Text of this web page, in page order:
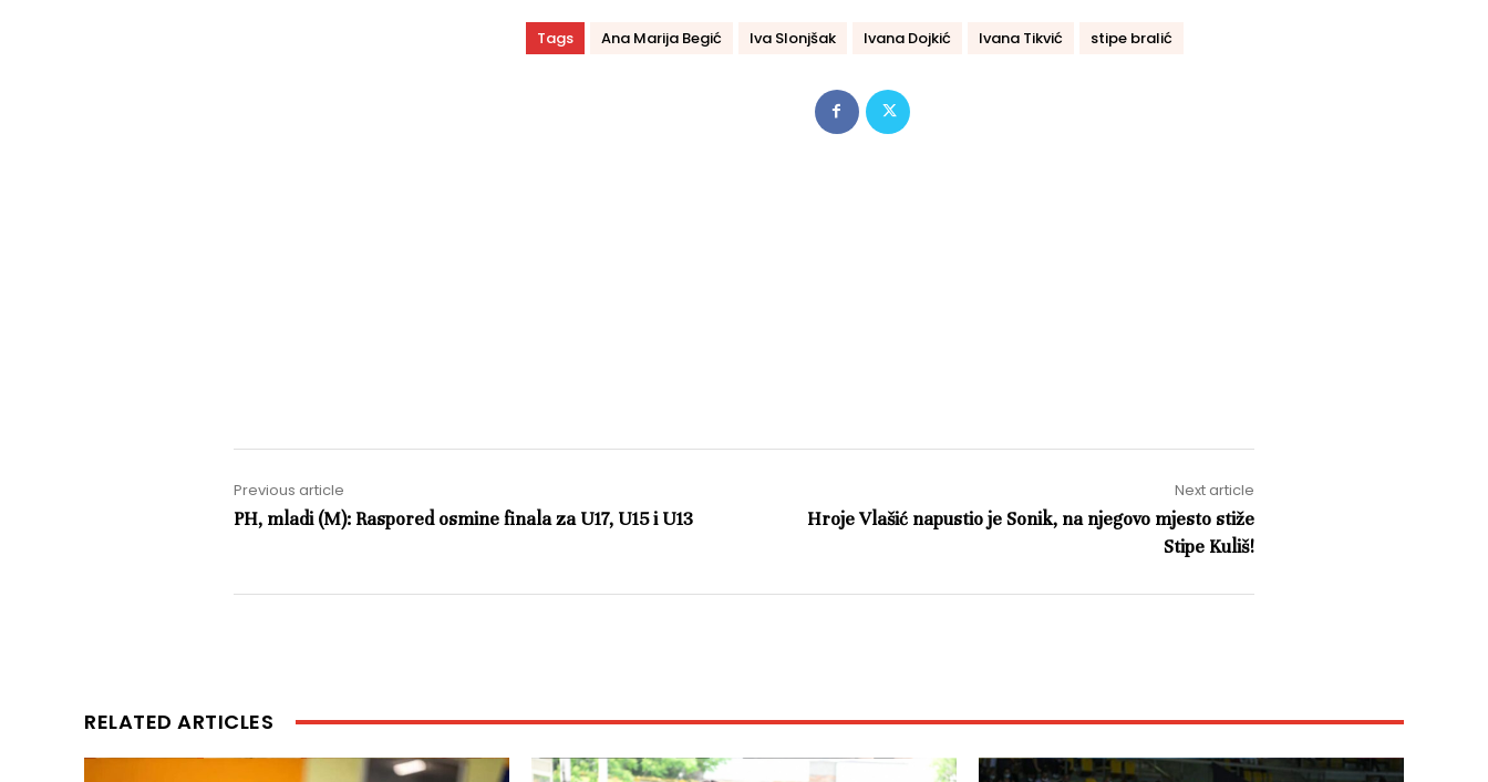
Tags Ana Marija Begić Iva Slonjšak Ivana Dojkić Ivana Tikvić stipe bralić
Previous article
PH, mladi (M): Raspored osmine finala za U17, U15 i U13
Next article
Hroje Vlašić napustio je Sonik, na njegovo mjesto stiže
Stipe Kuliš!
RELATED ARTICLES